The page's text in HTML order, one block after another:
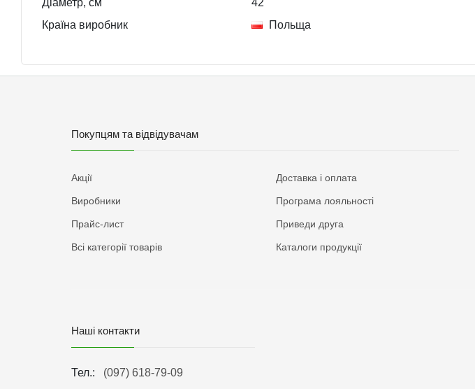
Країна виробник
Польща
Покупцям та відвідувачам
Акції
Виробники
Прайс-лист
Всі категорії товарів
Доставка і оплата
Програма лояльності
Приведи друга
Каталоги продукції
Наші контакти
Тел.: (097) 618-79-09